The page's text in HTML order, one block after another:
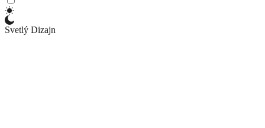
Svetlý Dizajn